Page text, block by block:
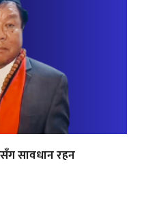
सावधान रहन